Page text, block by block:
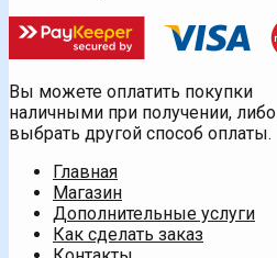
Вы можете оплатить покупки
наличными при получении, либо
выбрать другой способ оплаты.
Главная
Магазин
Дополнительные услуги
Как сделать заказ